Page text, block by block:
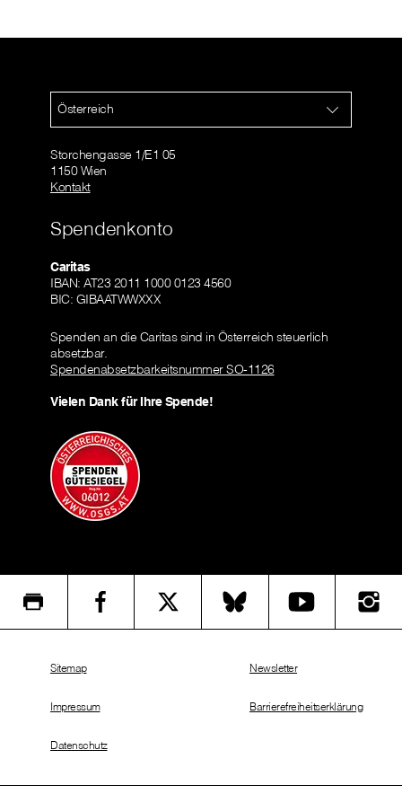
Österreich
Storchengasse 1/E1 05
1150 Wien
Kontakt
Spendenkonto
Caritas
IBAN: AT23 2011 1000 0123 4560
BIC: GIBAATWWXXX
Spenden an die Caritas sind in Österreich steuerlich
absetzbar.
Spendenabsetzbarkeitsnummer SO-1126
Vielen Dank für Ihre Spende!
Sitemap
Impressum
Datenschutz
Newsletter
Barrierefreiheitserklärung